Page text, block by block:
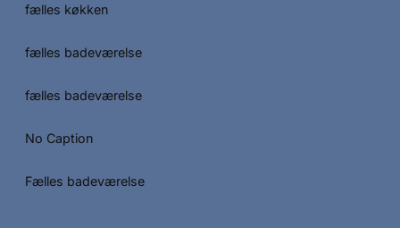
fælles køkken
fælles badeværelse
fælles badeværelse
No Caption
Fælles badeværelse